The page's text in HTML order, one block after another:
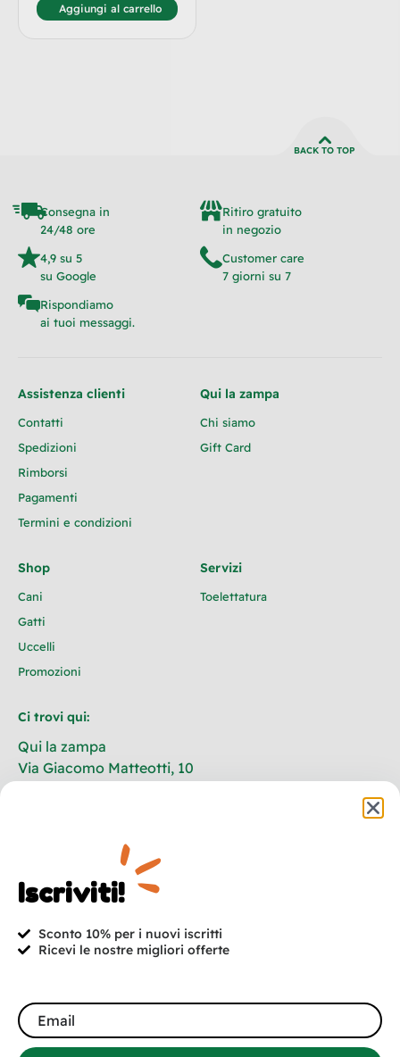
Aggiungi al carrello
BACK TO TOP
Consegna in
24/48 ore
Ritiro gratuito
in negozio
4,9 su 5
su Google
Customer care
7 giorni su 7
Rispondiamo
ai tuoi messaggi.
Assistenza clienti
Contatti
Spedizioni
Rimborsi
Pagamenti
Termini e condizioni
Qui la zampa
Chi siamo
Gift Card
Shop
Cani
Gatti
Uccelli
Promozioni
Servizi
Toelettatura
Ci trovi qui:
Qui la zampa
Via Giacomo Matteotti, 10
+39 320 702 1196
info@quilazampa.shop
P.IVA: 04792500755
Iscriviti! 10% di sconto per i nuovi iscritti!
Iscriviti!
Sconto 10% per i nuovi iscritti
Ricevi le nostre migliori offerte